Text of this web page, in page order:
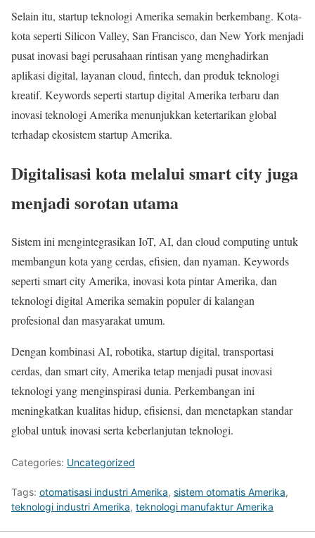
Selain itu, startup teknologi Amerika semakin berkembang. Kota-
kota seperti Silicon Valley, San Francisco, dan New York menjadi
pusat inovasi bagi perusahaan rintisan yang menghadirkan
aplikasi digital, layanan cloud, fintech, dan produk teknologi
kreatif. Keywords seperti startup digital Amerika terbaru dan
inovasi teknologi Amerika menunjukkan ketertarikan global
terhadap ekosistem startup Amerika.
Digitalisasi kota melalui smart city juga
menjadi sorotan utama
Sistem ini mengintegrasikan IoT, AI, dan cloud computing untuk
membangun kota yang cerdas, efisien, dan nyaman. Keywords
seperti smart city Amerika, inovasi kota pintar Amerika, dan
teknologi digital Amerika semakin populer di kalangan
profesional dan masyarakat umum.
Dengan kombinasi AI, robotika, startup digital, transportasi
cerdas, dan smart city, Amerika tetap menjadi pusat inovasi
teknologi yang menginspirasi dunia. Perkembangan ini
meningkatkan kualitas hidup, efisiensi, dan menetapkan standar
global untuk inovasi serta keberlanjutan teknologi.
Categories: Uncategorized
Tags: otomatisasi industri Amerika, sistem otomatis Amerika,
teknologi industri Amerika, teknologi manufaktur Amerika